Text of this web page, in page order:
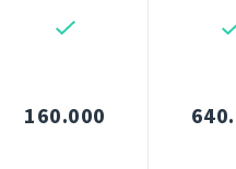
160.000